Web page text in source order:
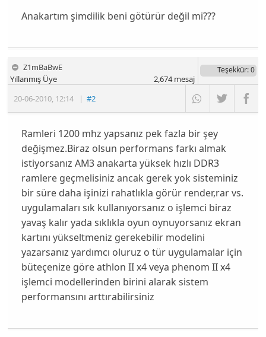
Anakartım şimdilik beni götürür değil mi???
Z1mBaBwE
20-06-2010, 12:14 |#2
Yıllanmış Üye
Teşekkür: 0
2,674mesaj
Ramleri 1200 mhz yapsanız pek fazla bir şey
değişmez.Biraz olsun performans farkı almak
istiyorsanız AM3 anakarta yüksek hızlı DDR3
ramlere geçmelisiniz ancak gerek yok sisteminiz
bir süre daha işinizi rahatlıkla görür render,rar vs.
uygulamaları sık kullanıyorsanız o işlemci biraz
yavaş kalır yada sıklıkla oyun oynuyorsanız ekran
kartını yükseltmeniz gerekebilir modelini
yazarsanız yardımcı oluruz o tür uygulamalar için
büteçenize göre athlon II x4 veya phenom II x4
işlemci modellerinden birini alarak sistem
performansını arttırabilirsiniz